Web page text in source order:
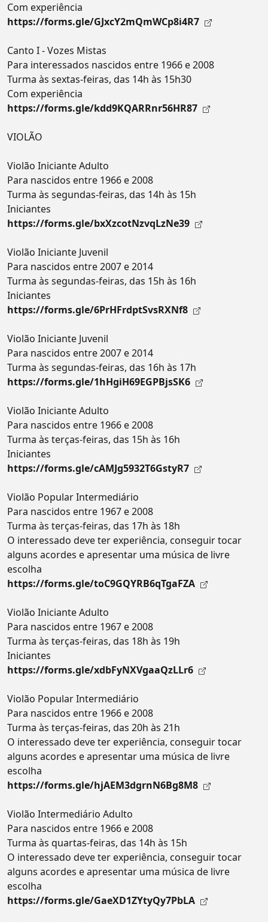
Com experiência
https://forms.gle/GJxcY2mQmWCp8i4R7
Canto I - Vozes Mistas
Para interessados nascidos entre 1966 e 2008
Turma às sextas-feiras, das 14h às 15h30
Com experiência
https://forms.gle/kdd9KQARRnr56HR87
VIOLÃO
Violão Iniciante Adulto
Para nascidos entre 1966 e 2008
Turma às segundas-feiras, das 14h às 15h
Iniciantes
https://forms.gle/bxXzcotNzvqLzNe39
Violão Iniciante Juvenil
Para nascidos entre 2007 e 2014
Turma às segundas-feiras, das 15h às 16h
Iniciantes
https://forms.gle/6PrHFrdptSvsRXNf8
Violão Iniciante Juvenil
Para nascidos entre 2007 e 2014
Turma às segundas-feiras, das 16h às 17h
https://forms.gle/1hHgiH69EGPBjsSK6
Violão Iniciante Adulto
Para nascidos entre 1966 e 2008
Turma às terças-feiras, das 15h às 16h
Iniciantes
https://forms.gle/cAMJg5932T6GstyR7
Violão Popular Intermediário
Para nascidos entre 1967 e 2008
Turma às terças-feiras, das 17h às 18h
O interessado deve ter experiência, conseguir tocar
alguns acordes e apresentar uma música de livre
escolha
https://forms.gle/toC9GQYRB6qTgaFZA
Violão Iniciante Adulto
Para nascidos entre 1967 e 2008
Turma às terças-feiras, das 18h às 19h
Iniciantes
https://forms.gle/xdbFyNXVgaaQzLLr6
Violão Popular Intermediário
Para nascidos entre 1966 e 2008
Turma às terças-feiras, das 20h às 21h
O interessado deve ter experiência, conseguir tocar
alguns acordes e apresentar uma música de livre
escolha
https://forms.gle/hjAEM3dgrnN6Bg8M8
Violão Intermediário Adulto
Para nascidos entre 1966 e 2008
Turma às quartas-feiras, das 14h às 15h
O interessado deve ter experiência, conseguir tocar
alguns acordes e apresentar uma música de livre
escolha
https://forms.gle/GaeXD1ZYtyQy7PbLA